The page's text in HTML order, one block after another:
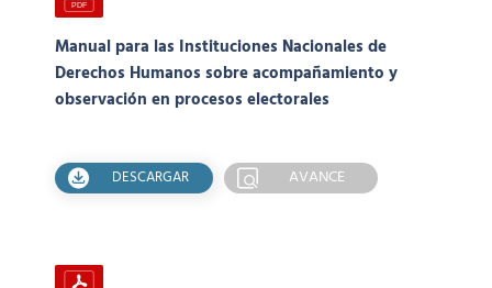
Manual para las Instituciones Nacionales de
Derechos Humanos sobre acompañamiento y
observación en procesos electorales
DESCARGAR AVANCE